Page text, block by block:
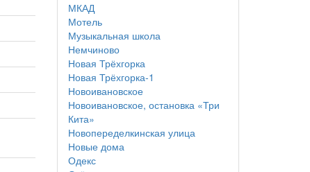
МКАД
Мотель
Музыкальная школа
Немчиново
Новая Трёхгорка
Новая Трёхгорка-1
Новоивановское
Новоивановское, остановка «Три
Кита»
Новопеределкинская улица
Новые дома
Одекс